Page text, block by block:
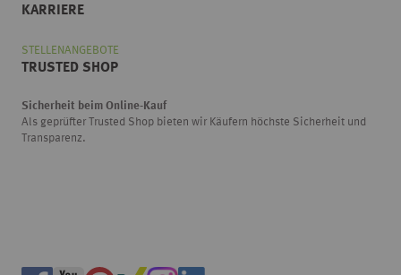
KARRIERE
STELLENANGEBOTE
TRUSTED SHOP
Sicherheit beim Online-Kauf
Als geprüfter Trusted Shop bieten wir Käufern höchste Sicherheit und
Transparenz.